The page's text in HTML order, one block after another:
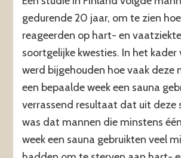
gedurende 20 jaar, om te zien
reageerden op hart- en
soortgelijke kwesties. In het
werd bijgehouden hoe vaak deze
een bepaalde week een sauna
verrassend resultaat dat uit deze
was dat mannen die minstens
week een sauna gebruikten veel